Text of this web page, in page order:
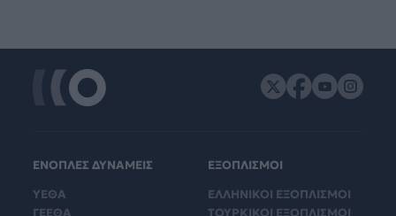
ΕΝΟΠΛΕΣ ΔΥΝΑΜΕΙΣ
ΥΕΘΑ
ΓΕΕΘΑ
ΕΞΟΠΛΙΣΜΟΙ
ΕΛΛΗΝΙΚΟΙ ΕΞΟΠΛΙΣΜΟΙ
ΤΟΥΡΚΙΚΟΙ ΕΞΟΠΛΙΣΜΟΙ